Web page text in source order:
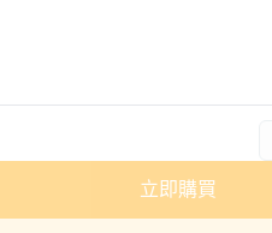
立即購買